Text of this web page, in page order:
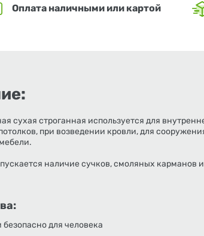
Оплата наличными или картой
сухая строганная используется для
при возведении кровли, для
наличие сучков, смоляных карманов
безопасно для человека